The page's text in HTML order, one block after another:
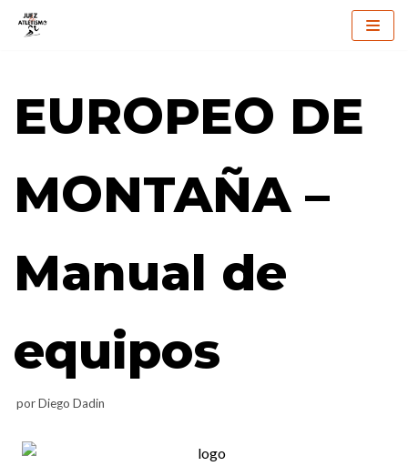
contenido
EUROPEO DE
MONTAÑA –
Manual de
equipos
porDiego Dadin